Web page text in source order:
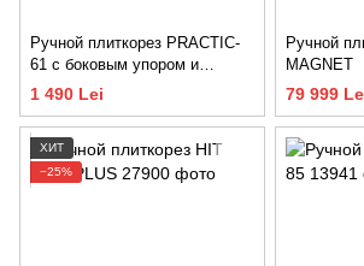
Ручной плиткорез PRACTIC-
61 с боковым упором и
угольником
1 490 Lei
Ручной
MAGNET
79 999
ХИТ
−25%